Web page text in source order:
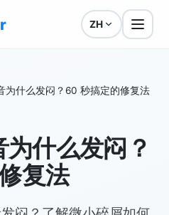
ZH
为什么发闷？60 秒搞定的修复法
什么发闷？
复法